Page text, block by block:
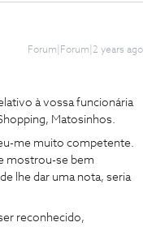
Forum|Forum|2 years ago
à vossa funcionária
Matosinhos.
me muito competente.
mostrou-se bem
lhe dar uma nota, seria
reconhecido,